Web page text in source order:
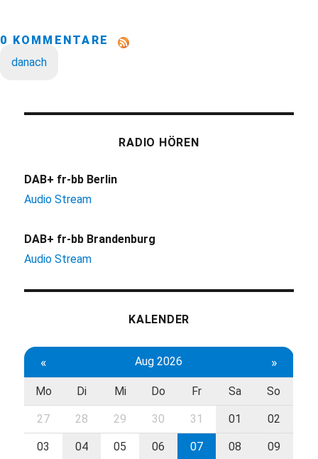
0 KOMMENTARE
danach
RADIO HÖREN
DAB+ fr-bb Berlin
Audio Stream
DAB+ fr-bb Brandenburg
Audio Stream
KALENDER
« Aug 2026 »
Mo Di Mi Do Fr Sa So
27 28 29 30 31 01 02
03 04 05 06 07 08 09